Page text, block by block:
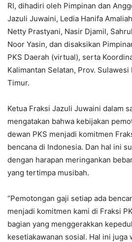
RI, dihadiri oleh Pimpinan dan
Jazuli Juwaini, Ledia Hanifa
Netty Prastyani, Nasir Djamil,
Noor Yasin, dan disaksikan
PKS Daerah (virtual), serta
Kalimantan Selatan, Prov. Sulawesi
Timur.
Ketua Fraksi Jazuli Juwaini dalam
mengatakan bahwa kebijakan
dewan PKS menjadi komitmen
bencana di Indonesia. Dan hal ini
dengan harapan meringankan
yang tertimpa musibah.
“Pemotongan gaji setiap ada
menjadi komitmen kami di Fraksi
bagian yang menggerakkan
kesetiakawanan sosial. Hal ini juga